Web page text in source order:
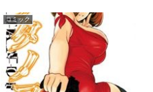
の采配とは？そして彼の生き様か
ら我々が学べることとは何でしょ
うか？
コミック